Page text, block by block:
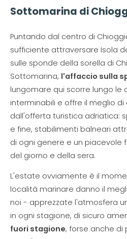
Sottomarina di
Puntando dal centro di
sufficiente attraversare Isola
sulle sponde della sorella di
Sottomarina, l'affaccio sulla
lungomare qui scorre lungo le
interminabili e offre il meglio
dall'offerta turistica adriatica:
e fine, stabilimenti balneari
di ogni genere e un piacevole
del giorno e della sera.
L'estate ovviamente è il
località marinare danno il
noi - apprezzate l'atmosfera
in ogni stagione, di sicuro
fuori stagione, forse anche di